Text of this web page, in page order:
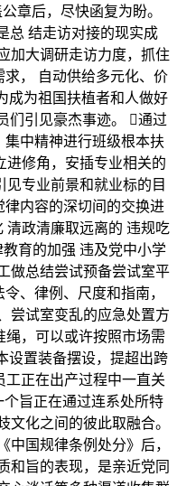
章后，尽快函复为盼。
总 结走访对接的现实成
加大调研走访力度，抓住
， 自动供给多元化、价
成为祖国扶植者和人做好
们引见豪杰事迹。 通过
中精神进行班级根本扶
进修角，安插专业相关的
专业前景和就业标的目
内容的深切间的交换进
清政清廉取远离的 违规吃
育的加强 违及党中小学
做总结尝试预备尝试室平
、律例、尺度和指南，
尝试室变乱的应急处置方
，可以或许按照市场需
设置装备摆设，提超出跨
正在出产过程中一直关
旨正在通过连系处所特
化之间的彼此取融合。
国规律条例处分》后，
和旨的表现，是亲近党同